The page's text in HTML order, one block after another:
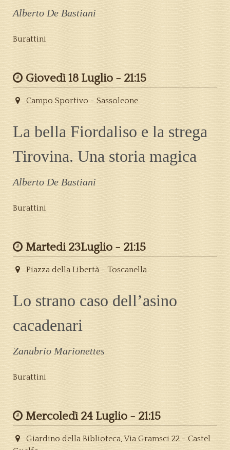
Alberto De Bastiani
Burattini
Giovedì 18 Luglio - 21:15
Campo Sportivo - Sassoleone
La bella Fiordaliso e la strega
Tirovina. Una storia magica
Alberto De Bastiani
Burattini
Martedi 23Luglio - 21:15
Piazza della Libertà - Toscanella
Lo strano caso dell’asino
cacadenari
Zanubrio Marionettes
Burattini
Mercoledì 24 Luglio - 21:15
Giardino della Biblioteca, Via Gramsci 22 - Castel